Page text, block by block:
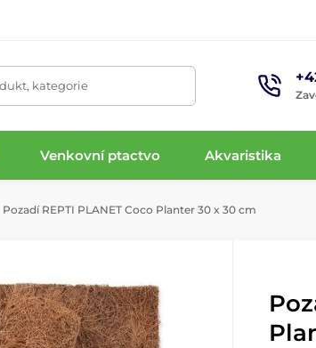
kategorie
Venkovní ptactvo Akvaristika
Pozadí REPTI PLANET Coco Planter 30 x 30 cm